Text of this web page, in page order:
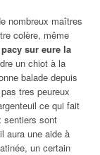
nombreux maîtres
colère, même
sur eure la
un chiot à la
balade depuis
pas tres peureux
ce qui fait
sentiers sont
aura une aide à
un certain